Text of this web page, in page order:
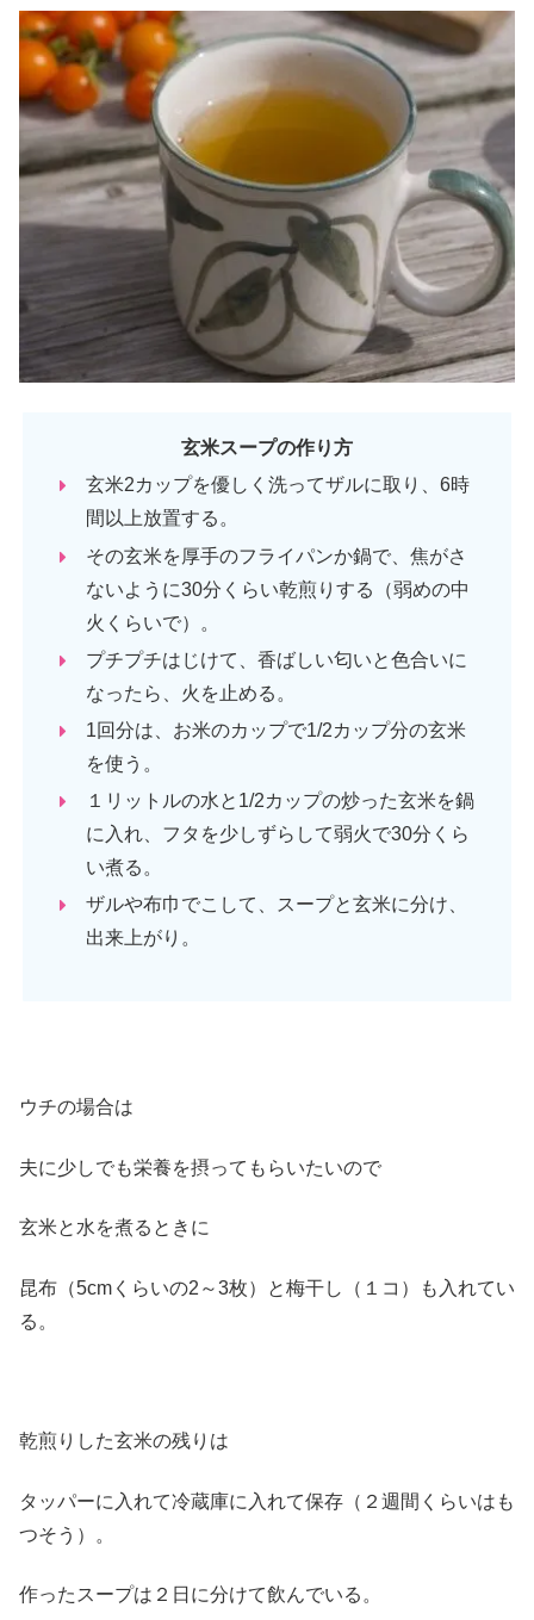
玄米スープの作り方
玄米2カップを優しく洗ってザルに取り、6時
間以上放置する。
その玄米を厚手のフライパンか鍋で、焦がさ
ないように30分くらい乾煎りする（弱めの中
火くらいで）。
プチプチはじけて、香ばしい匂いと色合いに
なったら、火を止める。
1回分は、お米のカップで1/2カップ分の玄米
を使う。
１リットルの水と1/2カップの炒った玄米を鍋
に入れ、フタを少しずらして弱火で30分くら
い煮る。
ザルや布巾でこして、スープと玄米に分け、
出来上がり。
ウチの場合は
夫に少しでも栄養を摂ってもらいたいので
玄米と水を煮るときに
昆布（5cmくらいの2～3枚）と梅干し（１コ）も入れてい
る。
乾煎りした玄米の残りは
タッパーに入れて冷蔵庫に入れて保存（２週間くらいはも
つそう）。
作ったスープは２日に分けて飲んでいる。